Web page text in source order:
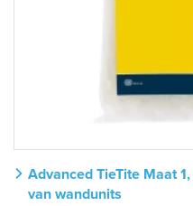
Advanced TieTite Maat
van wandunits